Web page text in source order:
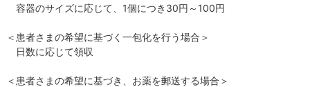
容器のサイズに応じて、1個につき30円～100円
＜患者さまの希望に基づく一包化を行う場合＞
日数に応じて領収
＜患者さまの希望に基づき、お薬を郵送する場合＞